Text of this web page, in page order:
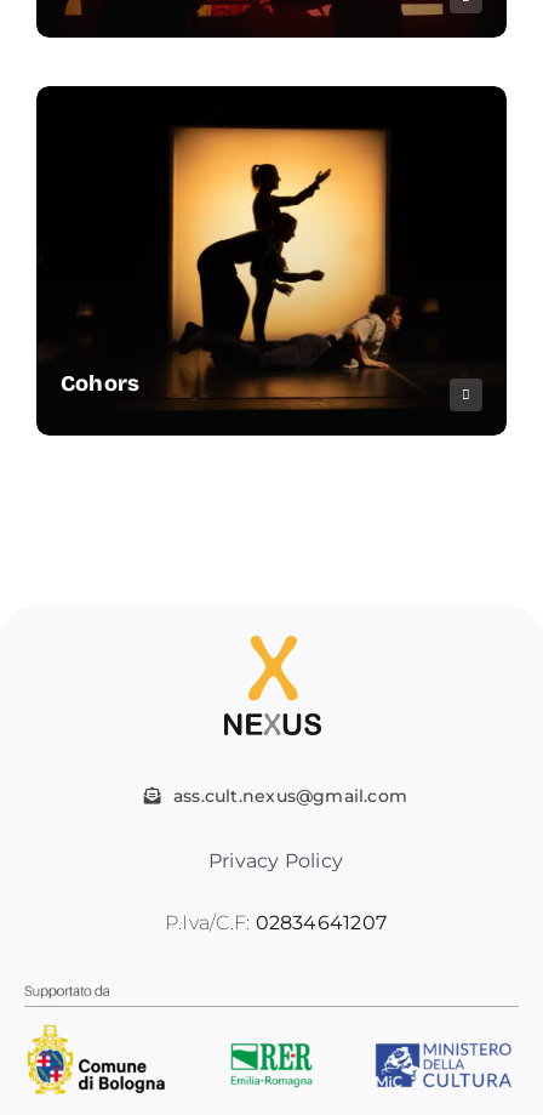
Cohors
ass.cult.nexus@gmail.com
Privacy Policy
P.Iva/C.F: 02834641207